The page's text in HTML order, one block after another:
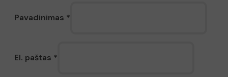
Pavadinimas *
El. paštas *